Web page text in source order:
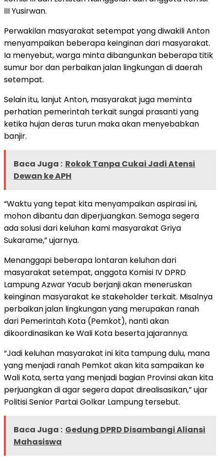
III Yusirwan.
Perwakilan masyarakat setempat yang diwakili Anton
menyampaikan beberapa keinginan dari masyarakat.
Ia menyebut, warga minta dibangunkan beberapa titik
sumur bor dan perbaikan jalan lingkungan di daerah
setempat.
Selain itu, lanjut Anton, masyarakat juga meminta
perhatian pemerintah terkait sungai prasanti yang
ketika hujan deras turun maka akan menyebabkan
banjir.
Baca Juga : Rokok Tanpa Cukai Jadi Atensi
Dewan ke APH
“Waktu yang tepat kita menyampaikan aspirasi ini,
mohon dibantu dan diperjuangkan. Semoga segera
ada solusi dari keluhan kami masyarakat Griya
Sukarame,” ujarnya.
Menanggapi beberapa lontaran keluhan dari
masyarakat setempat, anggota Komisi IV DPRD
Lampung Azwar Yacub berjanji akan meneruskan
keinginan masyarakat ke stakeholder terkait. Misalnya
perbaikan jalan lingkungan yang merupakan ranah
dari Pemerintah Kota (Pemkot), nanti akan
dikoordinasikan ke Wali Kota beserta jajarannya.
“Jadi keluhan masyarakat ini kita tampung dulu, mana
yang menjadi ranah Pemkot akan kita sampaikan ke
Wali Kota, serta yang menjadi bagian Provinsi akan kita
perjuangkan di agar segera dapat direalisasikan,” ujar
Politisi Senior Partai Golkar Lampung tersebut.
Baca Juga : Gedung DPRD Disambangi Aliansi
Mahasiswa